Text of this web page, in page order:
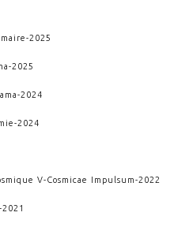
-2025
-2025
-2024
-2024
V-Cosmicae Impulsum-2022
-2021